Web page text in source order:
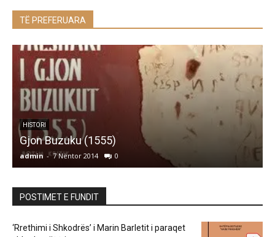
TË PREFERUARA
HISTORI
Gjon Buzuku (1555)
admin - 7 Nëntor 2014 0
POSTIMET E FUNDIT
‘Rrethimi i Shkodrës’ i Marin Barletit i paraqet